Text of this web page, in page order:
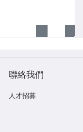
聯絡我們
人才招募